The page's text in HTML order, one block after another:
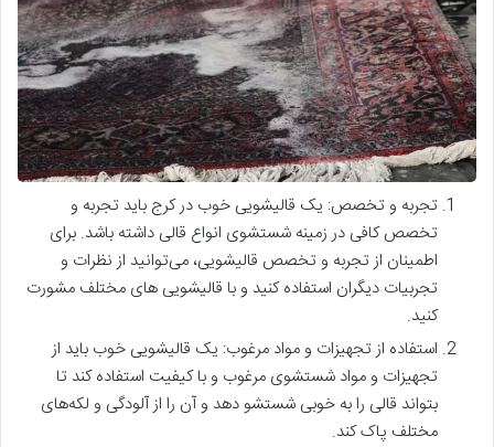
تجربه و تخصص: یک قالیشویی خوب در کرج باید تجربه و
تخصص کافی در زمینه شستشوی انواع قالی داشته باشد. برای
اطمینان از تجربه و تخصص قالیشویی، می‌توانید از نظرات و
تجربیات دیگران استفاده کنید و با قالیشویی های مختلف مشورت
کنید.
استفاده از تجهیزات و مواد مرغوب: یک قالیشویی خوب باید از
تجهیزات و مواد شستشوی مرغوب و با کیفیت استفاده کند تا
بتواند قالی را به خوبی شستشو دهد و آن را از آلودگی و لکه‌های
مختلف پاک کند.